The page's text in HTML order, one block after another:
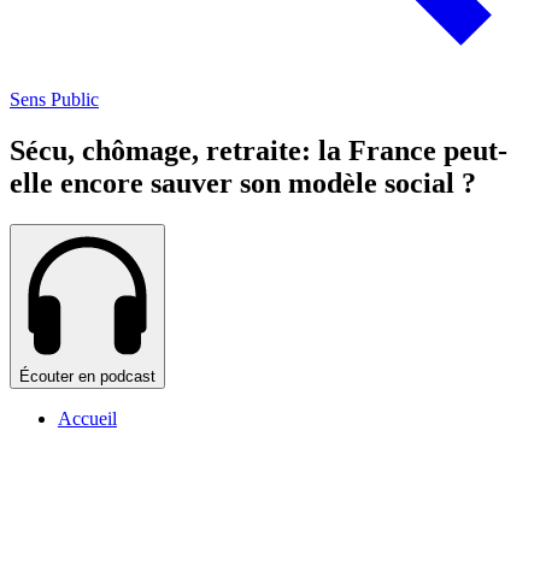
Sens Public
Sécu, chômage, retraite: la France peut-
elle encore sauver son modèle social ?
Écouter en podcast
Accueil